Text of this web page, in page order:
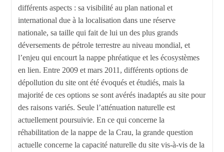
différents aspects : sa visibilité au plan national et
international due à la localisation dans une réserve
nationale, sa taille qui fait de lui un des plus grands
déversements de pétrole terrestre au niveau mondial, et
l’enjeu qui encourt la nappe phréatique et les écosystèmes
en lien. Entre 2009 et mars 2011, différents options de
dépollution du site ont été évoqués et étudiés, mais la
majorité de ces options se sont avérés inadaptés au site pour
des raisons variés. Seule l’atténuation naturelle est
actuellement poursuivie. En ce qui concerne la
réhabilitation de la nappe de la Crau, la grande question
actuelle concerne la capacité naturelle du site vis-à-vis de la